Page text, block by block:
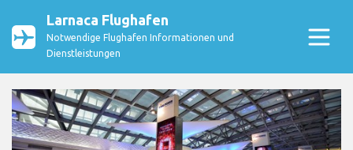
Larnaca Flughafen
Notwendige Flughafen Informationen und
Dienstleistungen